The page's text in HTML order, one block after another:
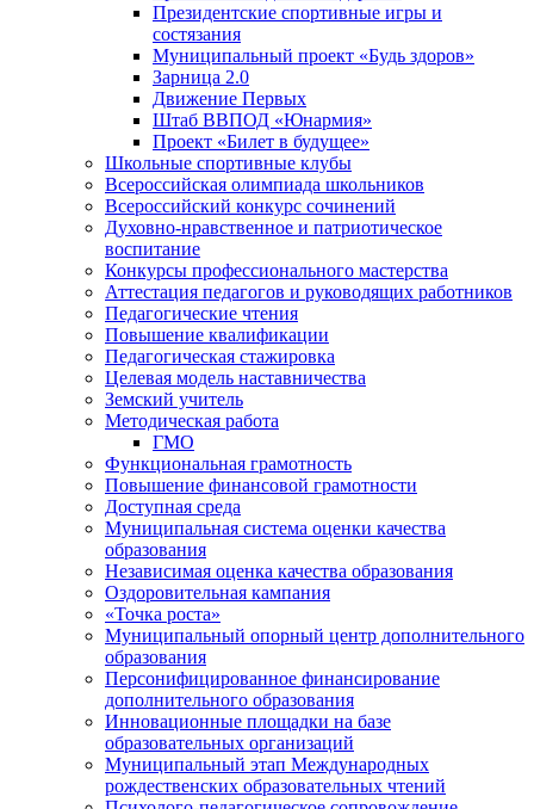
Президентские спортивные игры и
состязания
Муниципальный проект «Будь здоров»
Зарница 2.0
Движение Первых
Штаб ВВПОД «Юнармия»
Проект «Билет в будущее»
Школьные спортивные клубы
Всероссийская олимпиада школьников
Всероссийский конкурс сочинений
Духовно-нравственное и патриотическое
воспитание
Конкурсы профессионального мастерства
Аттестация педагогов и руководящих работников
Педагогические чтения
Повышение квалификации
Педагогическая стажировка
Целевая модель наставничества
Земский учитель
Методическая работа
ГМО
Функциональная грамотность
Повышение финансовой грамотности
Доступная среда
Муниципальная система оценки качества
образования
Независимая оценка качества образования
Оздоровительная кампания
«Точка роста»
Муниципальный опорный центр дополнительного
образования
Персонифицированное финансирование
дополнительного образования
Инновационные площадки на базе
образовательных организаций
Муниципальный этап Международных
рождественских образовательных чтений